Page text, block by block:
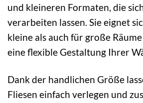
und kleineren Formaten, die
verarbeiten lassen. Sie eignet
kleine als auch für große
eine flexible Gestaltung Ihrer
Dank der handlichen Größe
Fliesen einfach verlegen und